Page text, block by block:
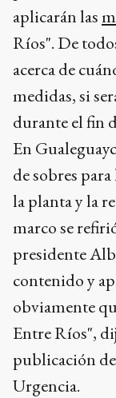
aplicarán las
Ríos". De
acerca de
medidas, si
durante el fin
En
de sobres
la planta y la
marco se
presidente
contenido y
obviamente
Entre Ríos",
publicación
Urgencia.